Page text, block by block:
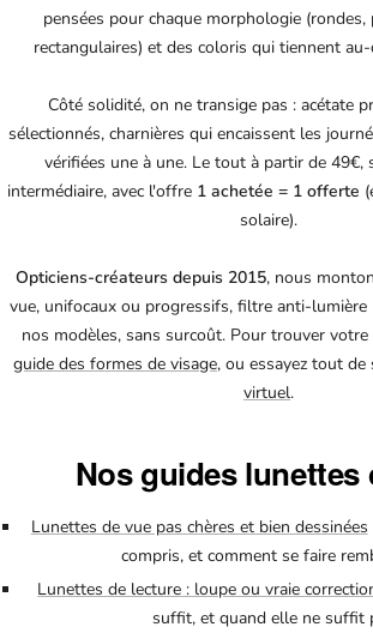
pensées pour chaque morphologie
rectangulaires) et des coloris qui tiennent
Côté solidité, on ne transige pas : acétate
sélectionnés, charnières qui encaissent les
vérifiées une à une. Le tout à partir de 49€,
intermédiaire, avec l'offre 1 achetée = 1 offerte
solaire).
Opticiens-créateurs depuis 2015, nous
vue, unifocaux ou progressifs, filtre anti-
nos modèles, sans surcoût. Pour trouver
guide des formes de visage, ou essayez tout de
virtuel.
Nos guides lunettes
Lunettes de vue pas chères et bien dessinées
compris, et comment se faire
Lunettes de lecture : loupe ou vraie
suffit, et quand elle ne suffit